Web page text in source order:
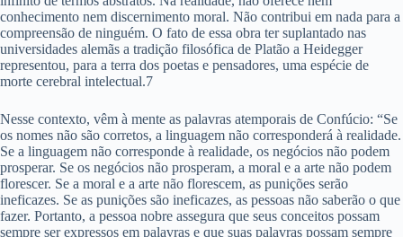
conhecimento nem discernimento moral. Não contribui em nada para a
compreensão de ninguém. O fato de essa obra ter suplantado nas
universidades alemãs a tradição filosófica de Platão a Heidegger
representou, para a terra dos poetas e pensadores, uma espécie de
morte cerebral intelectual.7
Nesse contexto, vêm à mente as palavras atemporais de Confúcio: “Se
os nomes não são corretos, a linguagem não corresponderá à realidade.
Se a linguagem não corresponde à realidade, os negócios não podem
prosperar. Se os negócios não prosperam, a moral e a arte não podem
florescer. Se a moral e a arte não florescem, as punições serão
ineficazes. Se as punições são ineficazes, as pessoas não saberão o que
fazer. Portanto, a pessoa nobre assegura que seus conceitos possam
sempre ser expressos em palavras e que suas palavras possam sempre